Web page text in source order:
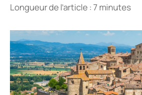
Longueur de l’article : 7 minutes